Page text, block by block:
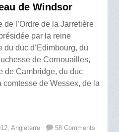
de Windsor
l’Ordre de la Jarretière
par la reine
du duc d’Edimbourg, du
de Cornouailles,
de Cambridge, du duc
comtesse de Wessex, de la
,Angleterre 58 Comments